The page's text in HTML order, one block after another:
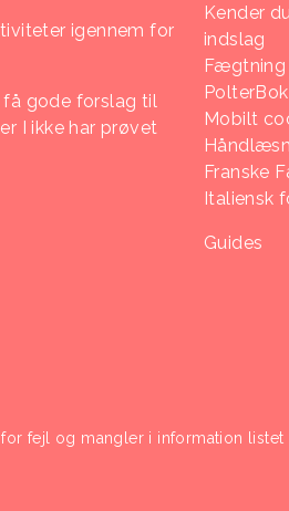
igennem for
gode forslag til
I ikke har prøvet
Kender
indslag
Fægtning
Mobilt
Franske
Italiensk
Guides
fejl og mangler i information